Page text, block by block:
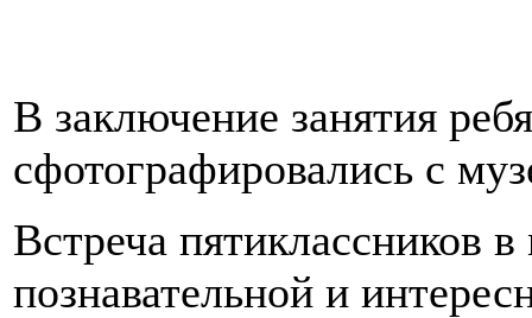
В заключение занятия
сфотографировались с
Встреча пятиклассников
познавательной и